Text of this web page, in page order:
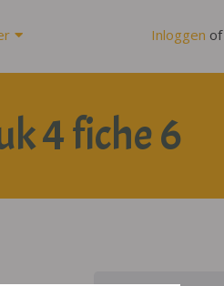
Inloggen of
4 fiche 6